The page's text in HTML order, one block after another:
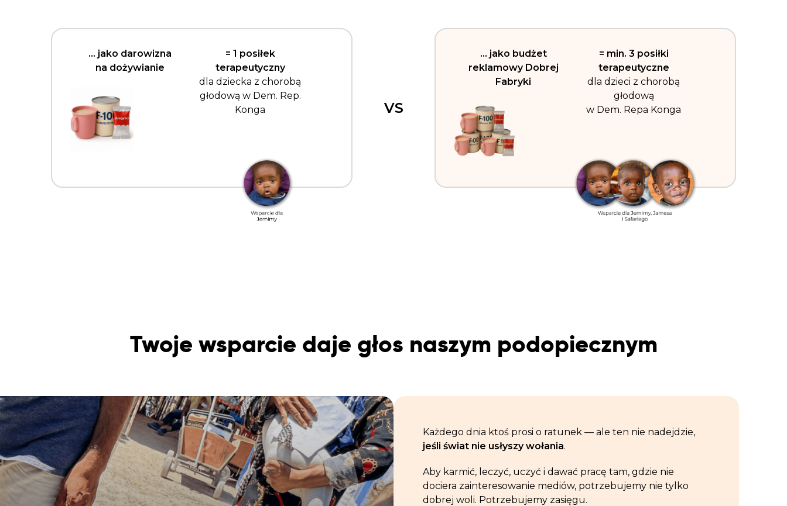
… jako darowizna
na dożywianie
= 1 posiłek
terapeutyczny
dla dziecka z chorobą
głodową w Dem. Rep.
Konga
VS
… jako budżet
reklamowy Dobrej
Fabryki
= min. 3 posiłki
terapeutyczne
dla dzieci z chorobą
głodową
w Dem. Repa Konga
Twoje wsparcie daje głos naszym podopiecznym
Każdego dnia ktoś prosi o ratunek — ale ten nie nadejdzie,
jeśli świat nie usłyszy wołania.
Aby karmić, leczyć, uczyć i dawać pracę tam, gdzie nie
dociera zainteresowanie mediów, potrzebujemy nie tylko
dobrej woli. Potrzebujemy zasięgu.